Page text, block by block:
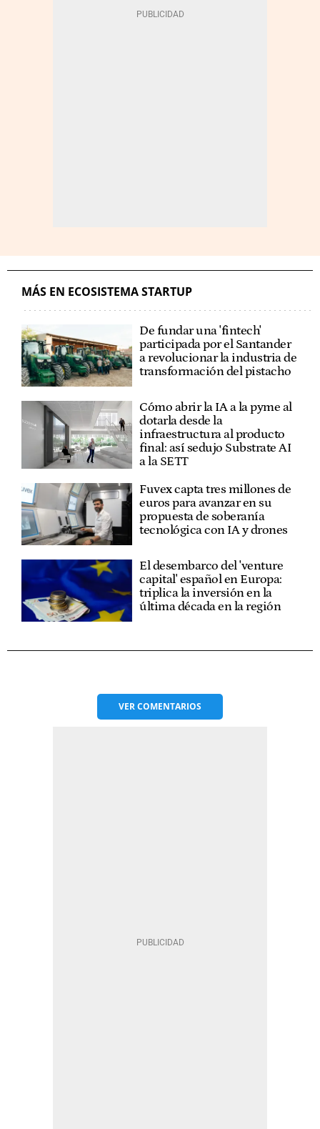
MÁS EN ECOSISTEMA STARTUP
De fundar una 'fintech'
participada por el Santander
a revolucionar la industria de
transformación del pistacho
Cómo abrir la IA a la pyme al
dotarla desde la
infraestructura al producto
final: así sedujo Substrate AI
a la SETT
Fuvex capta tres millones de
euros para avanzar en su
propuesta de soberanía
tecnológica con IA y drones
El desembarco del 'venture
capital' español en Europa:
triplica la inversión en la
última década en la región
VERCOMENTARIOS